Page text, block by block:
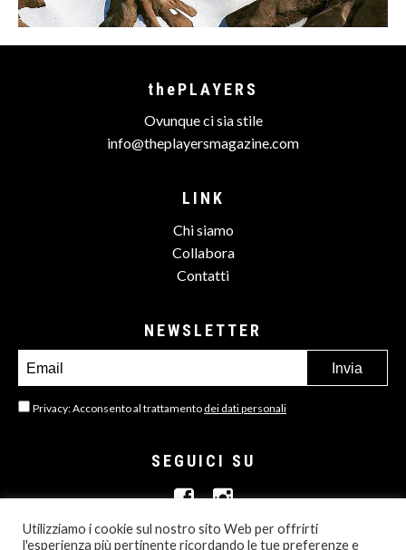
thePLAYERS
Ovunque ci sia stile
info@theplayersmagazine.com
LINK
Chi siamo
Collabora
Contatti
NEWSLETTER
Privacy: Acconsento al trattamento dei dati personali
SEGUICI SU
Utilizziamo i cookie sul nostro sito Web per offrirti
l'esperienza più pertinente ricordando le tue preferenze e